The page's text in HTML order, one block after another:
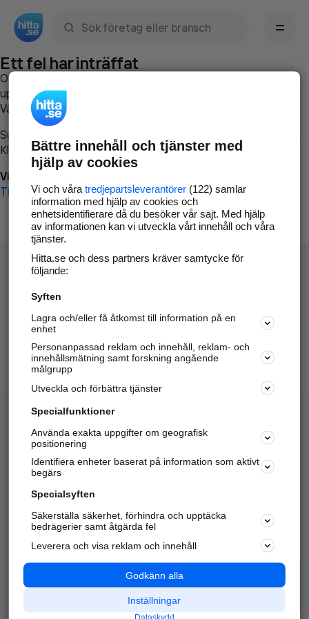
Ett fel har inträffat
Om du vill kan du
uppstod så att vi lättare och snabbare kan avhjälpa det.
Vänligen försök med följande:
Surfa till
Klicka påTillbaka-knappen i webbläsaren och försök igen
Vi beklagar besväret!
Till startsidan
Hitta.se - Gratis nummerupplysning.
Sök företag, personer och platser.
Hitta telefonnummer, adresser, företagsinfo mm.
Marknadsför företaget
Kom igång och annonsera mot
samarbetspartners nära dig.
Alla kategorier
Populära sökningar
API & Kartor
Annonsera
Integritet
Nödnummer
Bättre innehåll och tjänster med
hjälp av cookies
Vi och våra tredjepartsleverantörer(122) samlar
information med hjälp av cookies och
enhetsidentifierare då du besöker vår sajt. Med hjälp
av informationen kan vi utveckla vårt innehåll och våra
tjänster.
Hitta.se och dess partners kräver samtycke för
följande:
Syften
Lagra och/eller få åtkomst till information på en
enhet
Personanpassad reklam och innehåll, reklam- och
innehållsmätning samt forskning angående
målgrupp
Utveckla och förbättra tjänster
Specialfunktioner
Använda exakta uppgifter om geografisk
positionering
Identifiera enheter baserat på information som aktivt
begärs
Specialsyften
Säkerställa säkerhet, förhindra och upptäcka
bedrägerier samt åtgärda fel
Leverera och visa reklam och innehåll
Godkänn alla
Inställningar
Dataskydd